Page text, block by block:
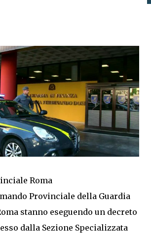
Roma
Provinciale della Guardia
stanno eseguendo un decreto
dalla Sezione Specializzata